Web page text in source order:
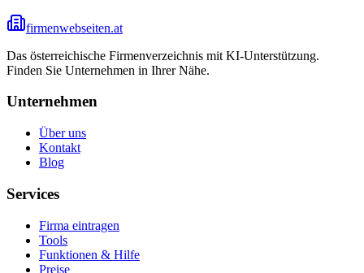
firmenwebseiten.at
Das österreichische Firmenverzeichnis mit KI-Unterstützung.
Finden Sie Unternehmen in Ihrer Nähe.
Unternehmen
Über uns
Kontakt
Blog
Services
Firma eintragen
Tools
Funktionen & Hilfe
Preise